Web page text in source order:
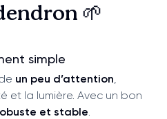
🌱
simple
un peu d’attention
et la lumière. Avec un bon
et stable